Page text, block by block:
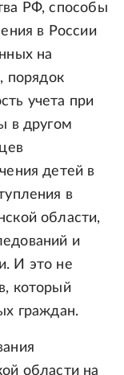
РФ, способы
в России
на
порядок
учета при
в другом
детей в
в
области,
и
И это не
который
граждан.
области на